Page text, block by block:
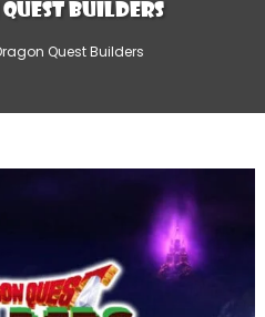
Builders
Quest Builders